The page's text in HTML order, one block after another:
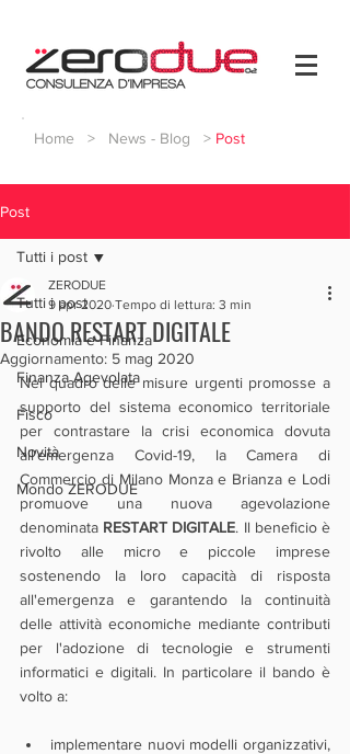
Home > News - Blog > Post
Post
Tutti i post
Economia e Finanza
Finanza Agevolata
Fisco
Novità
Mondo ZERODUE
Tutti i post
BANDO RESTART DIGITALE
ZERODUE
9 apr 2020 Tempo di lettura: 3 min
Aggiornamento: 5 mag 2020
Nel quadro delle misure urgenti promosse a
supporto del sistema economico territoriale
per contrastare la crisi economica dovuta
all'emergenza Covid-19, la Camera di
Commercio di Milano Monza e Brianza e Lodi
promuove una nuova agevolazione
denominata RESTART DIGITALE. Il beneficio è
rivolto alle micro e piccole imprese
sostenendo la loro capacità di risposta
all'emergenza e garantendo la continuità
delle attività economiche mediante contributi
per l'adozione di tecnologie e strumenti
informatici e digitali. In particolare il bando è
volto a:
implementare nuovi modelli organizzativi,